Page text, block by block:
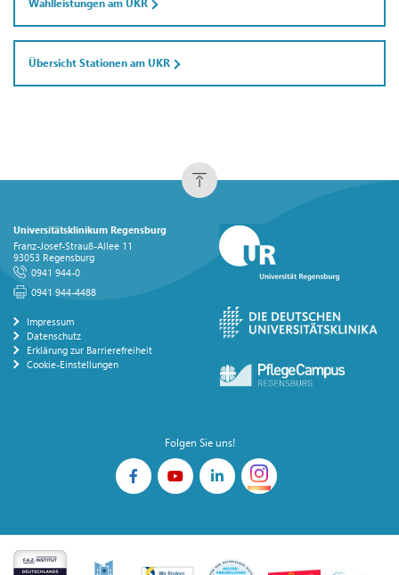
Wahlleistungen am UKR
Übersicht Stationen am UKR
Universitätsklinikum Regensburg
Franz-Josef-Strauß-Allee 11
93053 Regensburg
0941 944-0
0941 944-4488
Impressum
Datenschutz
Erklärung zur Barrierefreiheit
Cookie-Einstellungen
Folgen Sie uns!